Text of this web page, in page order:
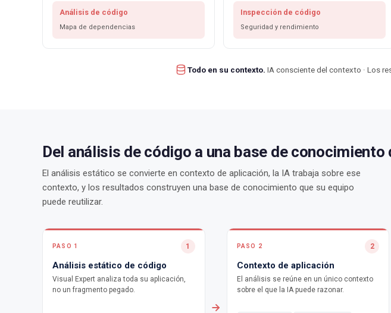
Análisis de código
Mapa de dependencias
Inspección de código
Seguridad y rendimiento
Todo en su contexto. IA consciente del contexto · Los
Del análisis de código a una base de conocimiento
El análisis estático se convierte en contexto de aplicación, la IA trabaja sobre ese
contexto, y los resultados construyen una base de conocimiento que su equipo
puede reutilizar.
PASO 1 1
Análisis estático de código
Visual Expert analiza toda su aplicación,
no un fragmento pegado.
PASO 2 2
Contexto de aplicación
El análisis se reúne en un único contexto
sobre el que la IA puede razonar.